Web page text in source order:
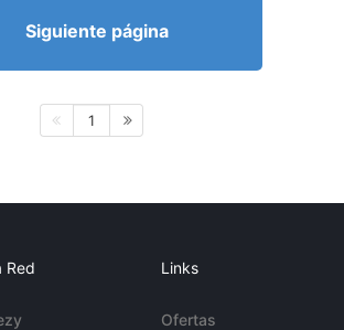
Siguiente página
1
Red Links
Ofertas